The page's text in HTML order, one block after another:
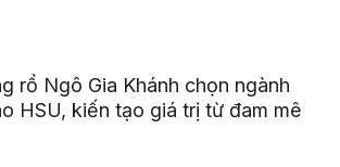
rổ Ngô Gia Khánh chọn ngành
HSU, kiến tạo giá trị từ đam mê